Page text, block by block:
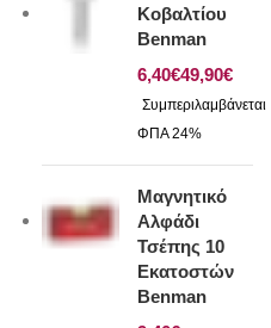
Κοβαλτίου
Benman
€
€
Μαγνητικό
Αλφάδι
Τσέπης 10
Εκατοστών
Benman